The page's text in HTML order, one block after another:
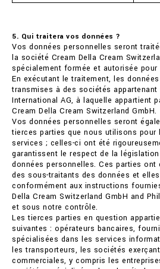
5. Qui traitera vos données ?
Vos données personnelles seront
la société Cream Della Cream
spécialement formée et autorisée
En exécutant le traitement, les
transmises à des sociétés appartenant
International AG, à laquelle appartient
Cream Della Cream Switzerland GmbH.
Vos données personnelles seront
tierces parties que nous utilisons pour
services ; celles-ci ont été
garantissent le respect de la
données personnelles. Ces parties ont
des sous-traitants des données et
conformément aux instructions
Della Cream Switzerland GmbH and
et sous notre contrôle.
Les tierces parties en question
suivantes : opérateurs bancaires,
spécialisées dans les services
les transporteurs, les sociétés
commerciales, y compris les